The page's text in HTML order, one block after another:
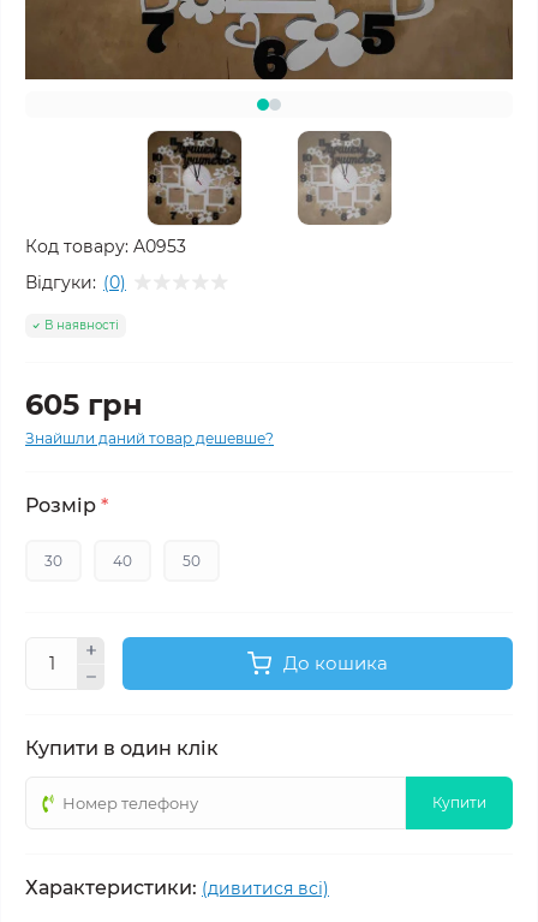
Код товару: A0953
Відгуки: (0)
В наявності
605 грн
Знайшли даний товар дешевше?
Розмір *
30 40 50
До кошика
Купити в один клік
Купити
Характеристики: (дивитися всі)